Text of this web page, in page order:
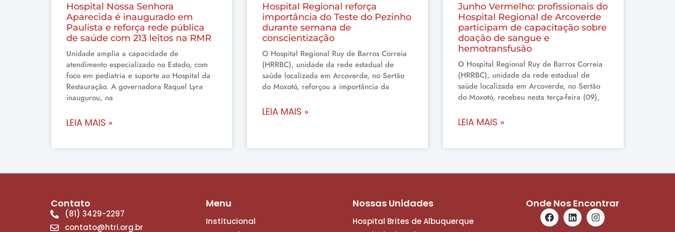
Hospital Nossa Senhora
Aparecida é inaugurado em
Paulista e reforça rede pública
de saúde com 213 leitos na RMR
Unidade amplia a capacidade de
atendimento especializado no Estado, com
foco em pediatria e suporte ao Hospital da
Restauração. A governadora Raquel Lyra
inaugurou, na
LEIA MAIS »
Hospital Regional reforça
importância do Teste do Pezinho
durante semana de
conscientização
O Hospital Regional Ruy de Barros Correia
(HRRBC), unidade da rede estadual de
saúde localizada em Arcoverde, no Sertão
do Moxotó, reforçou a importância da
LEIA MAIS »
Junho Vermelho: profissionais do
Hospital Regional de Arcoverde
participam de capacitação sobre
doação de sangue e
hemotransfusão
O Hospital Regional Ruy de Barros Correia
(HRRBC), unidade da rede estadual de
saúde localizada em Arcoverde, no Sertão
do Moxotó, recebeu nesta terça-feira (09),
LEIA MAIS »
Contato
(81) 3429-2297
contato@htri.org.br
Menu
Institucional
Nossas Unidades
Hospital Brites de Albuquerque
Onde Nos Encontrar